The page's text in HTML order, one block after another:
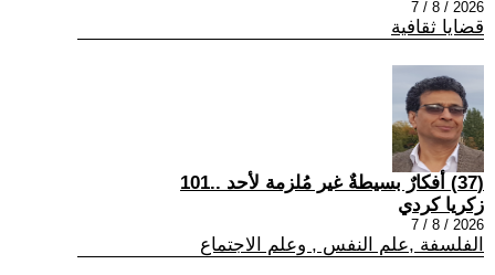
2026 / 8 / 7
قضايا ثقافية
(37) أفكارٌ بسيطةٌ غير مُلزمة لأحد ..101
زكريا كردي
2026 / 8 / 7
الفلسفة ,علم النفس , وعلم الاجتماع